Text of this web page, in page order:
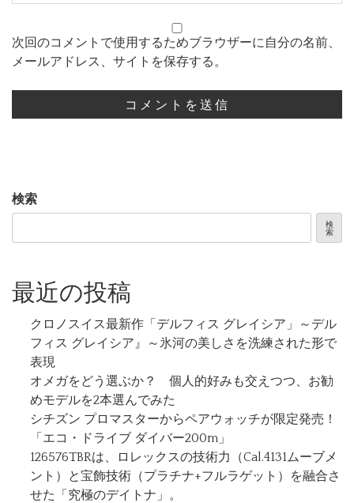
次回のコメントで使用するためブラウザーに自分の名前、
メールアドレス、サイトを保存する。
検索
検
索
最近の投稿
クロノスイス最新作「デルフィス グレイシア」～デル
フィス グレイシア』～氷河の美しさを洗練された形で
表現
オメガをどう選ぶか？ 個人的好みも交えつつ、お勧
めモデルを2本選んでみた
シチズン プロマスターからペアウォッチが限定発売！
「エコ・ドライブ ダイバー200m」
126576TBRは、ロレックスの技術力（Cal.4131ムーブメ
ント）と宝飾技術（プラチナ+フルラゲット）を融合さ
せた「究極のデイトナ」。